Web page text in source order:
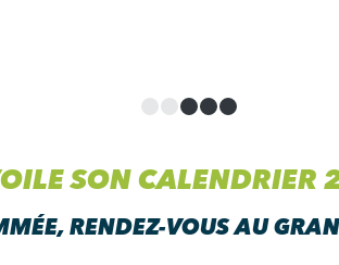
SON
RENDEZ-VOUS AU